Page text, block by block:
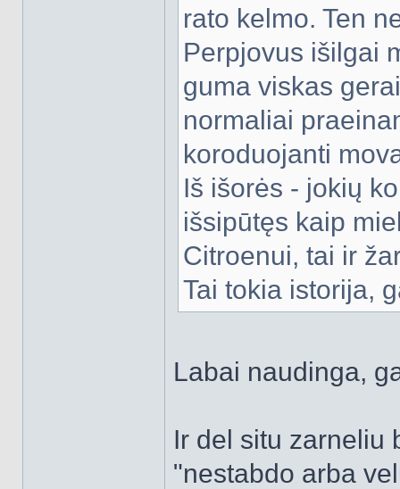
rato kelmo. Ten
Perpjovus išilgai
guma viskas
normaliai
koroduojanti
Iš išorės - jokių
išsipūtęs kaip
Citroenui, tai ir
Tai tokia istorija,
Labai naudinga,
Ir del situ zarneliu
"nestabdo arba